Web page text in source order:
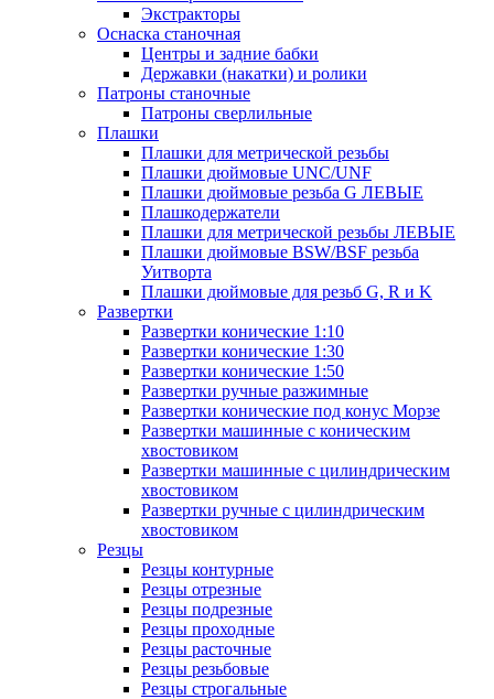
Экстракторы
Оснаска станочная
Центры и задние бабки
Державки (накатки) и ролики
Патроны станочные
Патроны сверлильные
Плашки
Плашки для метрической резьбы
Плашки дюймовые UNC/UNF
Плашки дюймовые резьба G ЛЕВЫЕ
Плашкодержатели
Плашки для метрической резьбы ЛЕВЫЕ
Плашки дюймовые BSW/BSF резьба
Уитворта
Плашки дюймовые для резьб G, R и K
Развертки
Развертки конические 1:10
Развертки конические 1:30
Развертки конические 1:50
Развертки ручные разжимные
Развертки конические под конус Морзе
Развертки машинные с коническим
хвостовиком
Развертки машинные с цилиндрическим
хвостовиком
Развертки ручные с цилиндрическим
хвостовиком
Резцы
Резцы контурные
Резцы отрезные
Резцы подрезные
Резцы проходные
Резцы расточные
Резцы резьбовые
Резцы строгальные